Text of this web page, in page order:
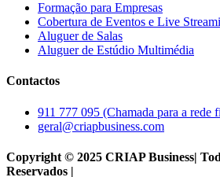
Formação para Empresas
Cobertura de Eventos e Live
Aluguer de Salas
Aluguer de Estúdio Multimédia
Contactos
911 777 095 (Chamada para a rede
geral@criapbusiness.com
Copyright © 2025 CRIAP Business|
Reservados |